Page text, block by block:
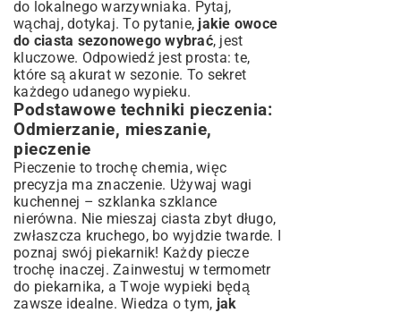
do lokalnego warzywniaka. Pytaj,
wąchaj, dotykaj. To pytanie, jakie owoce
do ciasta sezonowego wybrać, jest
kluczowe. Odpowiedź jest prosta: te,
które są akurat w sezonie. To sekret
każdego udanego wypieku.
Podstawowe techniki pieczenia:
Odmierzanie, mieszanie,
pieczenie
Pieczenie to trochę chemia, więc
precyzja ma znaczenie. Używaj wagi
kuchennej – szklanka szklance
nierówna. Nie mieszaj ciasta zbyt długo,
zwłaszcza kruchego, bo wyjdzie twarde. I
poznaj swój piekarnik! Każdy piecze
trochę inaczej. Zainwestuj w termometr
do piekarnika, a Twoje wypieki będą
zawsze idealne. Wiedza o tym, jak